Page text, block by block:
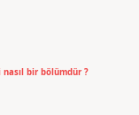
bir bölümdür ?